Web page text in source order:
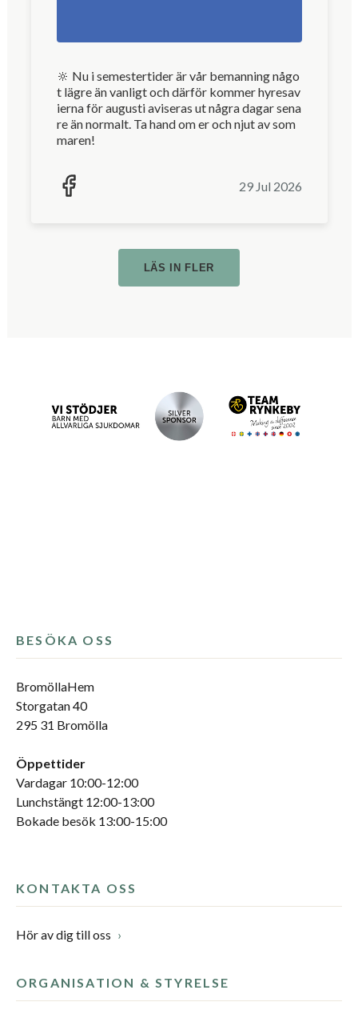
🔆 Nu i semestertider är vår bemanning någo
t lägre än vanligt och därför kommer hyresav
ierna för augusti aviseras ut några dagar sena
re än normalt. Ta hand om er och njut av som
maren!
29 Jul 2026
LÄS IN FLER
BESÖKA OSS
BromöllaHem
Storgatan 40
295 31 Bromölla
Öppettider
Vardagar 10:00-12:00
Lunchstängt 12:00-13:00
Bokade besök 13:00-15:00
KONTAKTA OSS
Hör av dig till oss
ORGANISATION & STYRELSE